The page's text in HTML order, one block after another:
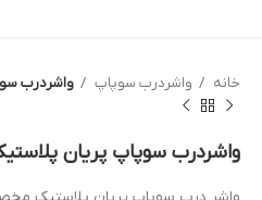
خانه واشردرب سوپاپ واشردرب سوپاپ
واشردرب سوپاپ پريان پلاستيك-405 پارس